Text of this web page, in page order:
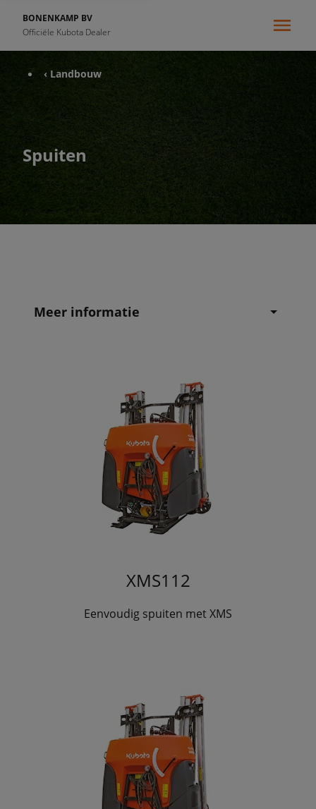
BONENKAMP BV
Officiële Kubota Dealer
‹ Landbouw
Spuiten
Meer informatie
XMS112
Eenvoudig spuiten met XMS